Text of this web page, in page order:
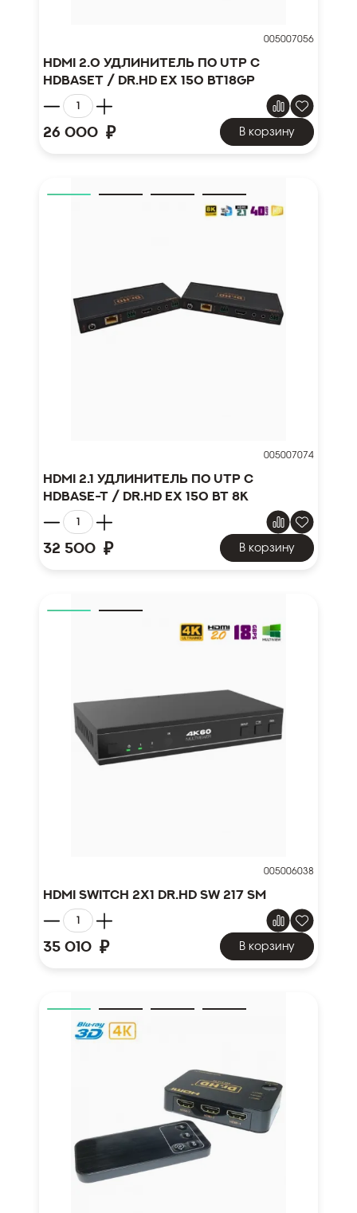
005007056
HDMI 2.0 удлинитель по UTP с
HDBaseT / Dr.HD EX 150 BT18Gp
26 000 ₽ В корзину
005007074
HDMI 2.1 удлинитель по UTP с
HDBase-T / Dr.HD EX 150 BT 8K
32 500 ₽ В корзину
005006038
HDMI Switch 2x1 Dr.HD SW 217 SM
35 010 ₽ В корзину